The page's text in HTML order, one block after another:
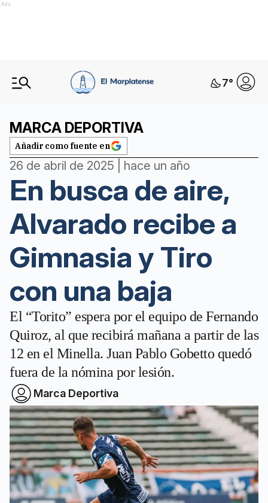
Ads
7°
MARCA DEPORTIVA
Añadir como fuente en
26 de abril de 2025 | hace un año
En busca de aire,
Alvarado recibe a
Gimnasia y Tiro
con una baja
El “Torito” espera por el equipo de Fernando
Quiroz, al que recibirá mañana a partir de las
12 en el Minella. Juan Pablo Gobetto quedó
fuera de la nómina por lesión.
Marca Deportiva